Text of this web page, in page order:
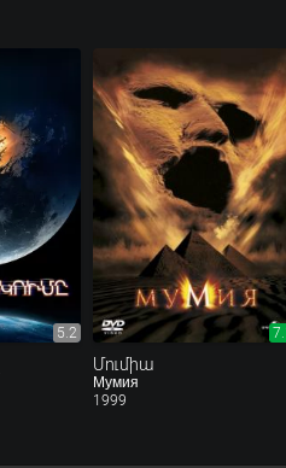
5.2
Մումիա
Мумия
1999